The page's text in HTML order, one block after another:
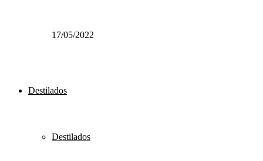
17/05/2022
Destilados
Destilados